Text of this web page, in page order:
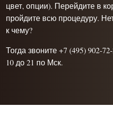
цвет, опции). Перейдите в
пройдите всю процедуру.
к чему?
Тогда звоните +7 (495) 902-
10 до 21 по Мск.